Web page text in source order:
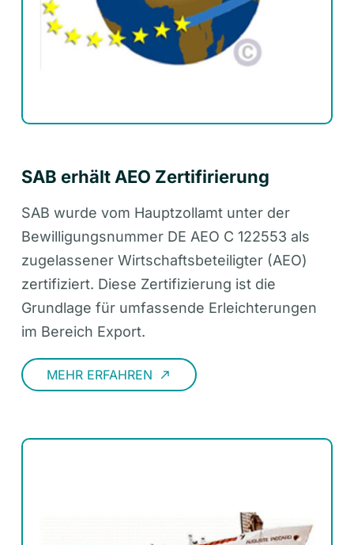
SAB erhält AEO Zertifirierung
SAB wurde vom Hauptzollamt unter der
Bewilligungsnummer DE AEO C 122553 als
zugelassener Wirtschaftsbeteiligter (AEO)
zertifiziert. Diese Zertifizierung ist die
Grundlage für umfassende Erleichterungen
im Bereich Export.
MEHR ERFAHREN call_made